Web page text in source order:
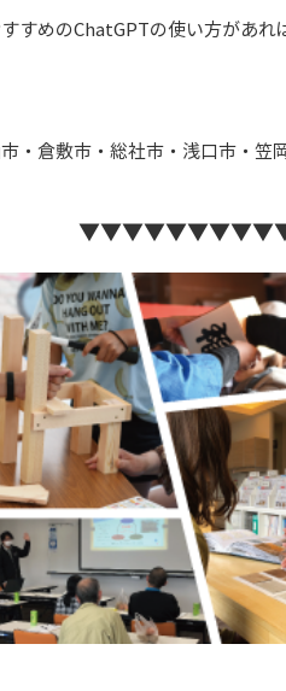
すめのChatGPTの使い方があれ
・倉敷市・総社市・浅口市・